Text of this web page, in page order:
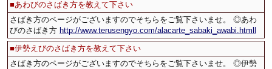
■あわびのさばき方を教えて下さい
さばき方のページがございますのでそちらをご覧下さいませ。 ◎あわ
びのさばき方 http://www.terusengyo.com/alacarte_sabaki_awabi.htmll
■伊勢えびのさばき方を教えて下さい
さばき方のページがございますのでそちらをご覧下さいませ。 ◎伊勢